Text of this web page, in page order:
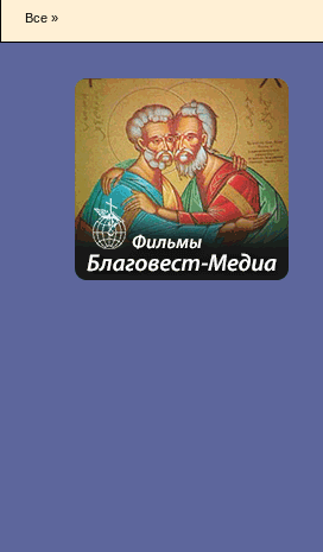
Все »